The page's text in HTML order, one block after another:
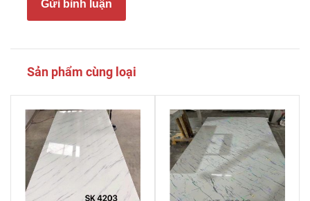
Gửi bình luận
Sản phẩm cùng loại